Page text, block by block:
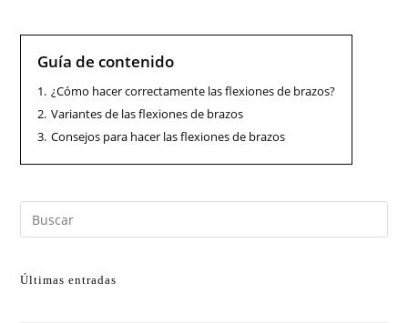
Guía de contenido
1. ¿Cómo hacer correctamente las flexiones de brazos?
2. Variantes de las flexiones de brazos
3. Consejos para hacer las flexiones de brazos
Últimas entradas